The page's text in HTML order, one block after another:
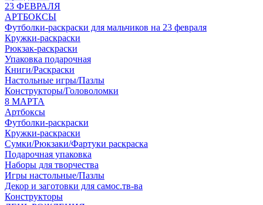
23 ФЕВРАЛЯ
АРТБОКСЫ
Футболки-раскраски для мальчиков на 23 февраля
Кружки-раскраски
Рюкзак-раскраски
Упаковка подарочная
Книги/Раскраски
Настольные игры/Пазлы
Конструкторы/Головоломки
8 МАРТА
Артбоксы
Футболки-раскраски
Кружки-раскраски
Сумки/Рюкзаки/Фартуки раскраска
Подарочная упаковка
Наборы для творчества
Игры настольные/Пазлы
Декор и заготовки для самос.тв-ва
Конструкторы